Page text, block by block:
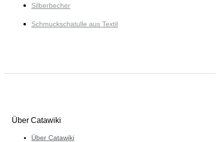
Silberbecher
Schmuckschatulle aus Textil
Über Catawiki
Über Catawiki